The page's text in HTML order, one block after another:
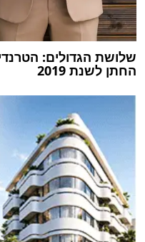
שלושת הגדולים:
החתן לשנת 2019